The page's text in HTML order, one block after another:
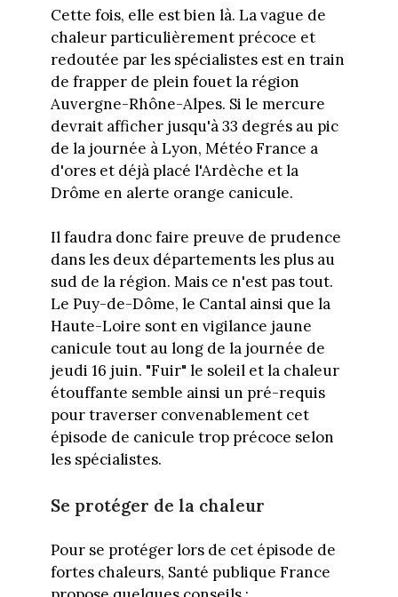
Cette fois, elle est bien là. La vague de
chaleur particulièrement précoce et
redoutée par les spécialistes est en train
de frapper de plein fouet la région
Auvergne-Rhône-Alpes. Si le mercure
devrait afficher jusqu'à 33 degrés au pic
de la journée à Lyon, Météo France a
d'ores et déjà placé l'Ardèche et la
Drôme en alerte orange canicule.
Il faudra donc faire preuve de prudence
dans les deux départements les plus au
sud de la région. Mais ce n'est pas tout.
Le Puy-de-Dôme, le Cantal ainsi que la
Haute-Loire sont en vigilance jaune
canicule tout au long de la journée de
jeudi 16 juin. "Fuir" le soleil et la chaleur
étouffante semble ainsi un pré-requis
pour traverser convenablement cet
épisode de canicule trop précoce selon
les spécialistes.
Se protéger de la chaleur
Pour se protéger lors de cet épisode de
fortes chaleurs, Santé publique France